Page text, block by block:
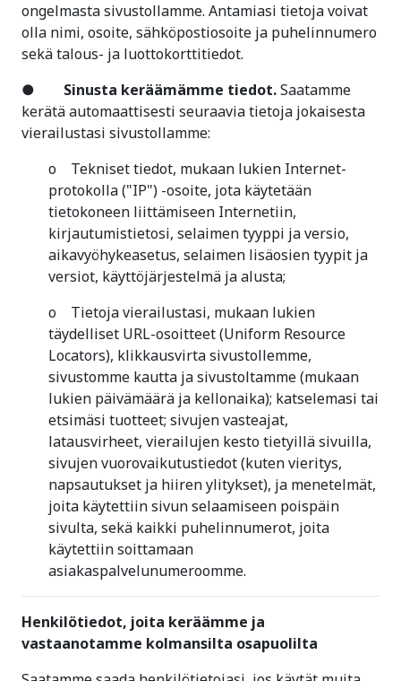
ongelmasta sivustollamme. Antamiasi tietoja voivat
olla nimi, osoite, sähköpostiosoite ja puhelinnumero
sekä talous- ja luottokorttitiedot.
● Sinusta keräämämme tiedot.Saatamme
kerätä automaattisesti seuraavia tietoja jokaisesta
vierailustasi sivustollamme:
o Tekniset tiedot, mukaan lukien Internet-
protokolla ("IP") -osoite, jota käytetään
tietokoneen liittämiseen Internetiin,
kirjautumistietosi, selaimen tyyppi ja versio,
aikavyöhykeasetus, selaimen lisäosien tyypit ja
versiot, käyttöjärjestelmä ja alusta;
o Tietoja vierailustasi, mukaan lukien
täydelliset URL-osoitteet (Uniform Resource
Locators), klikkausvirta sivustollemme,
sivustomme kautta ja sivustoltamme (mukaan
lukien päivämäärä ja kellonaika); katselemasi tai
etsimäsi tuotteet; sivujen vasteajat,
latausvirheet, vierailujen kesto tietyillä sivuilla,
sivujen vuorovaikutustiedot (kuten vieritys,
napsautukset ja hiiren ylitykset), ja menetelmät,
joita käytettiin sivun selaamiseen poispäin
sivulta, sekä kaikki puhelinnumerot, joita
käytettiin soittamaan
asiakaspalvelunumeroomme.
Henkilötiedot, joita keräämme ja
vastaanotamme kolmansilta osapuolilta